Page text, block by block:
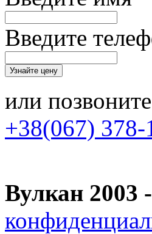
Введите
или
+38(067) 378-
Вулкан 2003